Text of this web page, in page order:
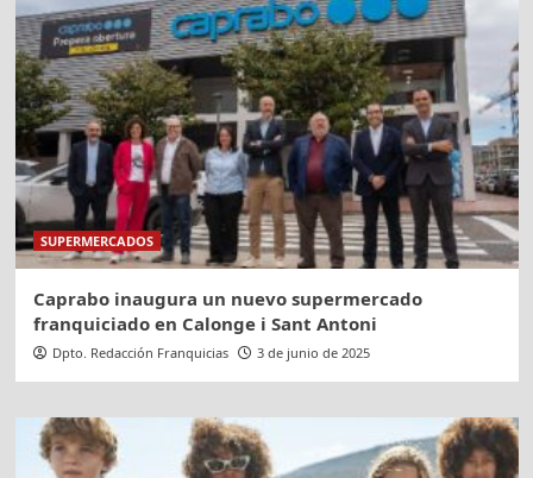
SUPERMERCADOS
Caprabo inaugura un nuevo supermercado
franquiciado en Calonge i Sant Antoni
Dpto. Redacción Franquicias 3 de junio de 2025